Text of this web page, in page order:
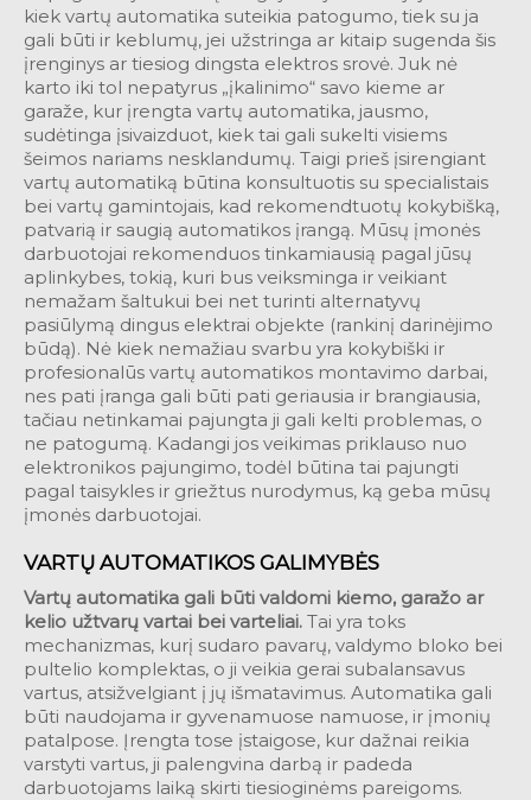
kiek vartų automatika suteikia patogumo, tiek su ja
gali būti ir keblumų, jei užstringa ar kitaip sugenda šis
įrenginys ar tiesiog dingsta elektros srovė. Juk nė
karto iki tol nepatyrus „įkalinimo“ savo kieme ar
garaže, kur įrengta vartų automatika, jausmo,
sudėtinga įsivaizduot, kiek tai gali sukelti visiems
šeimos nariams nesklandumų. Taigi prieš įsirengiant
vartų automatiką būtina konsultuotis su specialistais
bei vartų gamintojais, kad rekomendtuotų kokybišką,
patvarią ir saugią automatikos įrangą. Mūsų įmonės
darbuotojai rekomenduos tinkamiausią pagal jūsų
aplinkybes, tokią, kuri bus veiksminga ir veikiant
nemažam šaltukui bei net turinti alternatyvų
pasiūlymą dingus elektrai objekte (rankinį darinėjimo
būdą). Nė kiek nemažiau svarbu yra kokybiški ir
profesionalūs vartų automatikos montavimo darbai,
nes pati įranga gali būti pati geriausia ir brangiausia,
tačiau netinkamai pajungta ji gali kelti problemas, o
ne patogumą. Kadangi jos veikimas priklauso nuo
elektronikos pajungimo, todėl būtina tai pajungti
pagal taisykles ir griežtus nurodymus, ką geba mūsų
įmonės darbuotojai.
VARTŲ AUTOMATIKOS GALIMYBĖS
Vartų automatika gali būti valdomi kiemo, garažo ar
kelio užtvarų vartai bei varteliai. Tai yra toks
mechanizmas, kurį sudaro pavarų, valdymo bloko bei
pultelio komplektas, o ji veikia gerai subalansavus
vartus, atsižvelgiant į jų išmatavimus. Automatika gali
būti naudojama ir gyvenamuose namuose, ir įmonių
patalpose. Įrengta tose įstaigose, kur dažnai reikia
varstyti vartus, ji palengvina darbą ir padeda
darbuotojams laiką skirti tiesioginėms pareigoms.